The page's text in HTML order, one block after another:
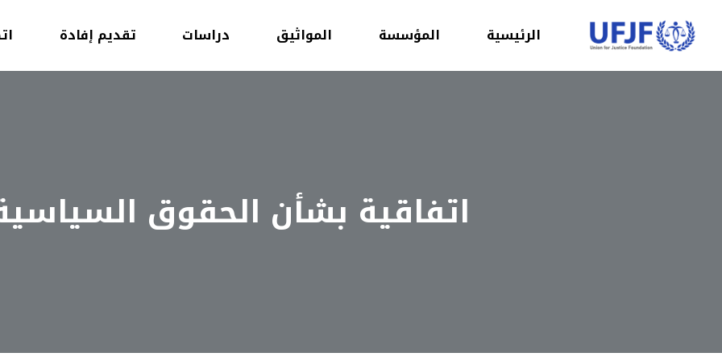
الرئيسية المؤسسة المواثيق دراسات تقديم إفادة
اتفاقية بشأن الحقوق